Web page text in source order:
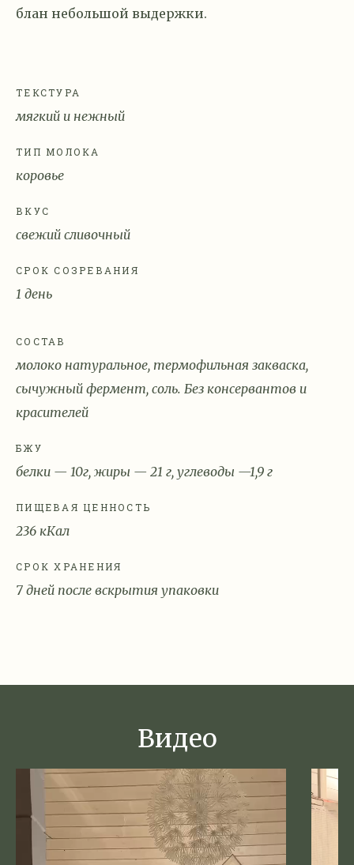
блан небольшой выдержки.
ТЕКСТУРА
мягкий и нежный
ТИП МОЛОКА
коровье
ВКУС
свежий сливочный
СРОК СОЗРЕВАНИЯ
1 день
СОСТАВ
молоко натуральное, термофильная закваска,
сычужный фермент, соль. Без консервантов и
красителей
БЖУ
белки — 10г, жиры — 21 г, углеводы —1,9 г
ПИЩЕВАЯ ЦЕННОСТЬ
236 кКал
СРОК ХРАНЕНИЯ
7 дней после вскрытия упаковки
Видео